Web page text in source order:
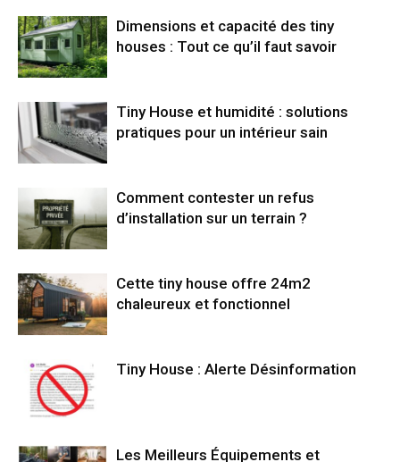
Dimensions et capacité des tiny
houses : Tout ce qu’il faut savoir
Tiny House et humidité : solutions
pratiques pour un intérieur sain
Comment contester un refus
d’installation sur un terrain ?
Cette tiny house offre 24m2
chaleureux et fonctionnel
Tiny House : Alerte Désinformation
Les Meilleurs Équipements et